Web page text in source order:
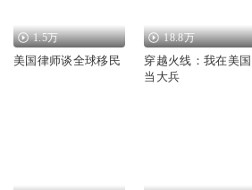
1.5万
美国律师谈全球移民
18.8万
穿越火线：我在美国
当大兵